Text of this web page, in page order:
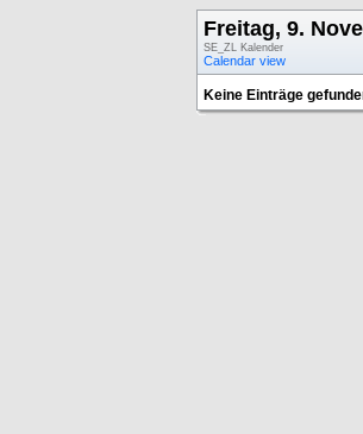
Freitag, 9.
SE_ZL Kalender
Calendar view
Keine Einträge